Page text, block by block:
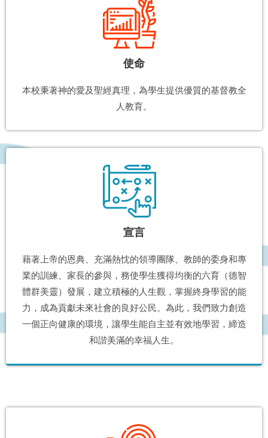
使命
本校秉著神的愛及聖經真理，為學生提供優質的基督教全
人教育。
宣言
藉著上帝的恩典、充滿熱忱的領導團隊、教師的委身和專
業的訓練、家長的參與，務使學生獲得均衡的六育（德智
體群美靈）發展，建立積極的人生觀，掌握終身學習的能
力，成為貢獻未來社會的良好公民。為此，我們致力創造
一個正向健康的環境，讓學生能自主並有效地學習，締造
和諧美滿的幸福人生。